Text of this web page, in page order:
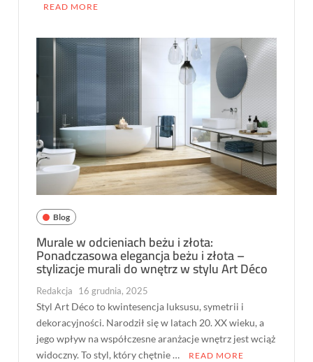
READ MORE
Blog
Murale w odcieniach beżu i złota:
Ponadczasowa elegancja beżu i złota –
stylizacje murali do wnętrz w stylu Art Déco
Redakcja 16 grudnia, 2025
Styl Art Déco to kwintesencja luksusu, symetrii i
dekoracyjności. Narodził się w latach 20. XX wieku, a
jego wpływ na współczesne aranżacje wnętrz jest wciąż
widoczny. To styl, który chętnie …
READ MORE